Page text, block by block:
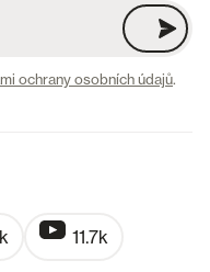
ochrany osobních údajů.
11.7k